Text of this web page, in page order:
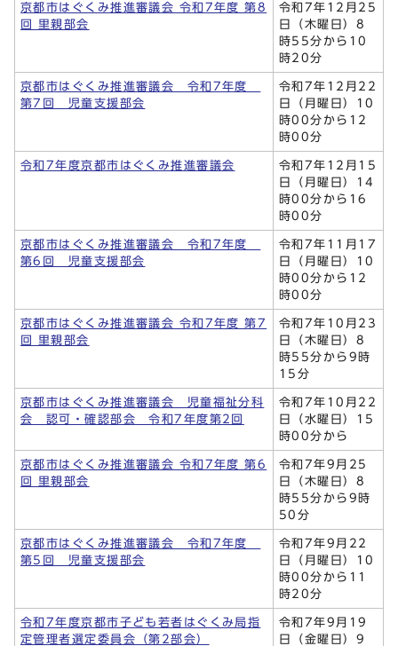
京都市はぐくみ推進審議会 令和7年度 第8
回 里親部会
令和7年12月25
日（木曜日）8
時55分から10
時20分
京都市はぐくみ推進審議会 令和7年度
第7回 児童支援部会
令和7年12月22
日（月曜日）10
時00分から12
時00分
令和7年度京都市はぐくみ推進審議会
令和7年12月15
日（月曜日）14
時00分から16
時00分
京都市はぐくみ推進審議会 令和7年度
第6回 児童支援部会
令和7年11月17
日（月曜日）10
時00分から12
時00分
京都市はぐくみ推進審議会 令和7年度 第7
回 里親部会
令和7年10月23
日（木曜日）8
時55分から9時
15分
京都市はぐくみ推進審議会 児童福祉分科
会 認可・確認部会 令和7年度第2回
令和7年10月22
日（水曜日）15
時00分から
京都市はぐくみ推進審議会 令和7年度 第6
回 里親部会
令和7年9月25
日（木曜日）8
時55分から9時
50分
京都市はぐくみ推進審議会 令和7年度
第5回 児童支援部会
令和7年9月22
日（月曜日）10
時00分から11
時20分
令和7年度京都市子ども若者はぐくみ局指
定管理者選定委員会（第2部会）
令和7年9月19
日（金曜日）9